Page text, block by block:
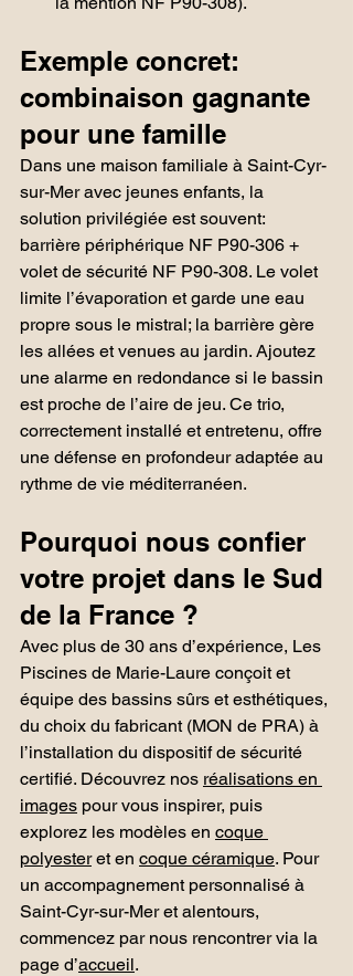
Exemple concret:
combinaison gagnante
pour une famille
Dans une maison familiale à Saint-Cyr-
sur-Mer avec jeunes enfants, la
solution privilégiée est souvent:
barrière périphérique NF P90-306 +
volet de sécurité NF P90-308. Le volet
limite l’évaporation et garde une eau
propre sous le mistral; la barrière gère
les allées et venues au jardin. Ajoutez
une alarme en redondance si le bassin
est proche de l’aire de jeu. Ce trio,
correctement installé et entretenu, offre
une défense en profondeur adaptée au
rythme de vie méditerranéen.
Pourquoi nous confier
votre projet dans le Sud
de la France ?
Avec plus de 30 ans d’expérience, Les
Piscines de Marie-Laure conçoit et
équipe des bassins sûrs et esthétiques,
du choix du fabricant (MON de PRA) à
l’installation du dispositif de sécurité
certifié. Découvrez nos réalisations en
images pour vous inspirer, puis
explorez les modèles en coque
polyester et en coque céramique. Pour
un accompagnement personnalisé à
Saint-Cyr-sur-Mer et alentours,
commencez par nous rencontrer via la
page d’accueil.